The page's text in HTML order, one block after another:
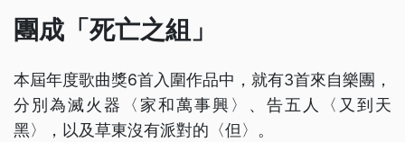
團成「死亡之組」
本屆年度歌曲獎6首入圍作品中，就有3首來自樂團，
分別為滅火器〈家和萬事興〉、告五人〈又到天
黑〉，以及草東沒有派對的〈但〉。